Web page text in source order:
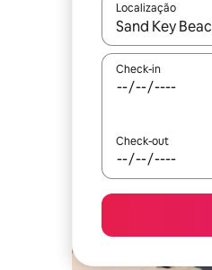
Localização
Quando os
Check-in
Check-out